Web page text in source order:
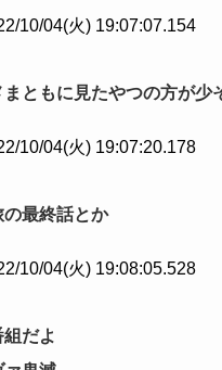
10/04(火) 19:07:07.154
ともに見たやつの方が少
10/04(火) 19:07:20.178
最終話とか
10/04(火) 19:08:05.528
だよ